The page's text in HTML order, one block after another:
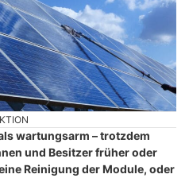
wartungsarm – trotzdem
und Besitzer früher oder
Reinigung der Module, oder